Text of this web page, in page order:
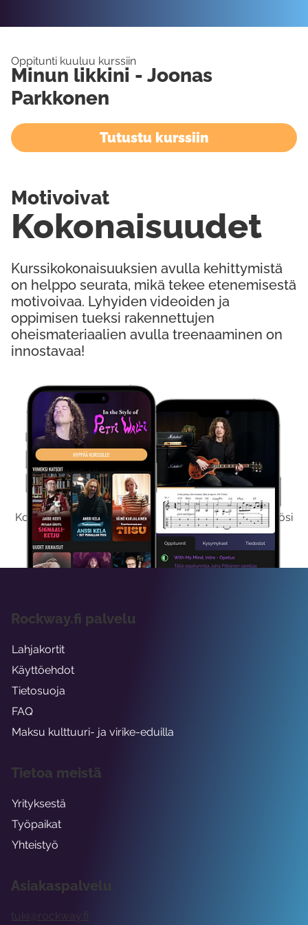
Kokeile Ilmaiseksi
Kokeilemalla ilmaiseksi saat koko sisältömme käyttöösi
viikon ajaksi.
Oppitunti kuuluu kurssiin
Minun likkini - Joonas
Parkkonen
Tutustu kurssiin
Kurssikokonaisuuksien avulla kehittymistä
on helppo seurata, mikä tekee etenemisestä
motivoivaa. Lyhyiden videoiden ja
oppimisen tueksi rakennettujen
oheismateriaalien avulla treenaaminen on
innostavaa!
Kokonaisuudet
Motivoivat
Asiakaspalvelu
tuki@rockway.fi
Rockway.fi palvelu
Lahjakortit
Käyttöehdot
Tietosuoja
FAQ
Maksu kulttuuri- ja virike-eduilla
Tietoa meistä
Yrityksestä
Työpaikat
Yhteistyö